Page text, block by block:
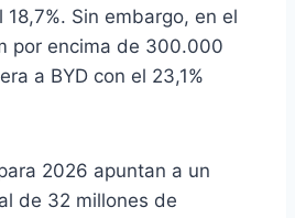
Sin embargo, en el
por encima de 300.000
a BYD con el 23,1%
2026 apuntan a un
de 32 millones de